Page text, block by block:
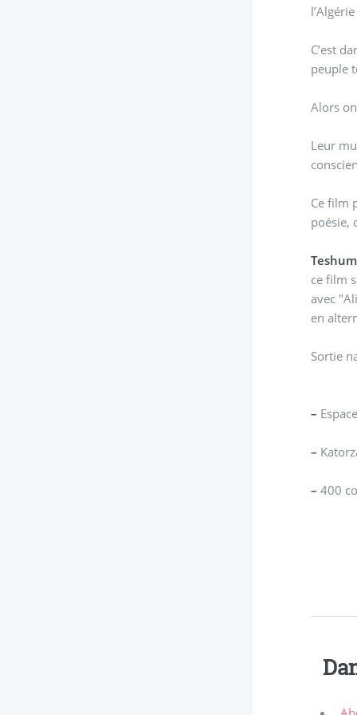
C’est
peuple
Alors
Leur
Ce film
poésie,
ce film
avec
en
Sortie
–
–
– 400